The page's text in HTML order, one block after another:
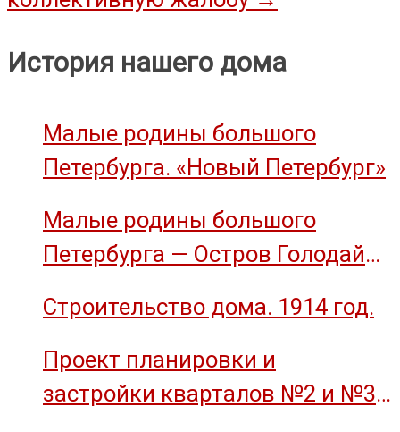
История нашего дома
Малые родины большого
Петербурга. «Новый Петербург»
Малые родины большого
Петербурга — Остров Голодай
Строительство дома. 1914 год.
Проект планировки и
застройки кварталов №2 и №3